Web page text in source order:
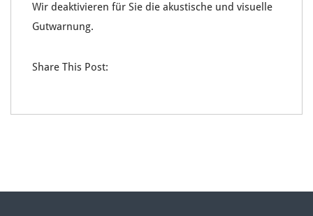
0
Wir deaktivieren für Sie die akustische und visuelle
Gutwarnung.
Share This Post: